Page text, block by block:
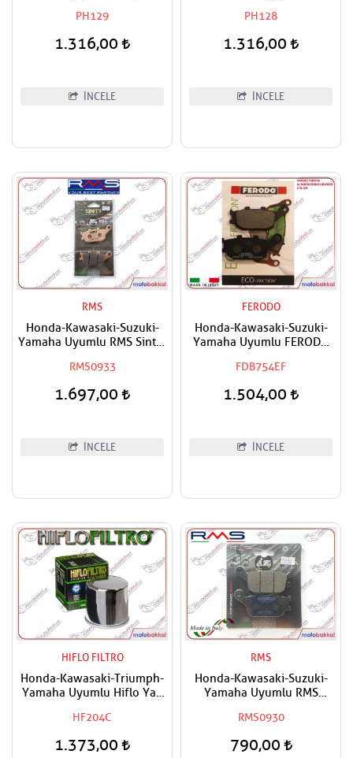
PH129
1.316,00
İNCELE
PH128
1.316,00
İNCELE
RMS
Honda-Kawasaki-Suzuki-
Yamaha Uyumlu RMS Sinter
RMS0933
1.697,00
İNCELE
FERODO
Honda-Kawasaki-Suzuki-
Yamaha Uyumlu FERODO
FDB754EF
1.504,00
İNCELE
HIFLO FILTRO
Honda-Kawasaki-Triumph-
Yamaha Uyumlu Hiflo Yağ
HF204C
1.373,00
RMS
Honda-Kawasaki-Suzuki-
Yamaha Uyumlu RMS
RMS0930
790,00